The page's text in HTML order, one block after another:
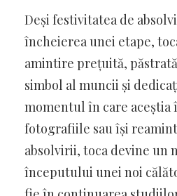
Deși festivitatea de
încheierea unei etape,
amintire prețuită,
simbol al muncii și
momentul în care aceștia
fotografiile sau își
absolvirii, toca devine un
începutului unei noi